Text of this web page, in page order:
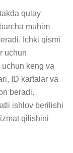
qulay
muhim
Ichki qismi
uchun
keng va
ID kartalar va
beradi.
ishlov berilishi
qilishini